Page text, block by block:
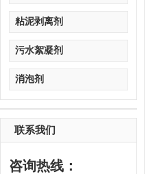
粘泥剥离剂
污水絮凝剂
消泡剂
联系我们
咨询热线：